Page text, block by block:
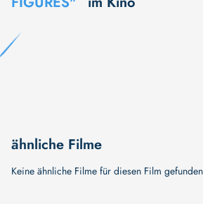
ähnliche Filme
Keine ähnliche Filme für diesen Film gefunden